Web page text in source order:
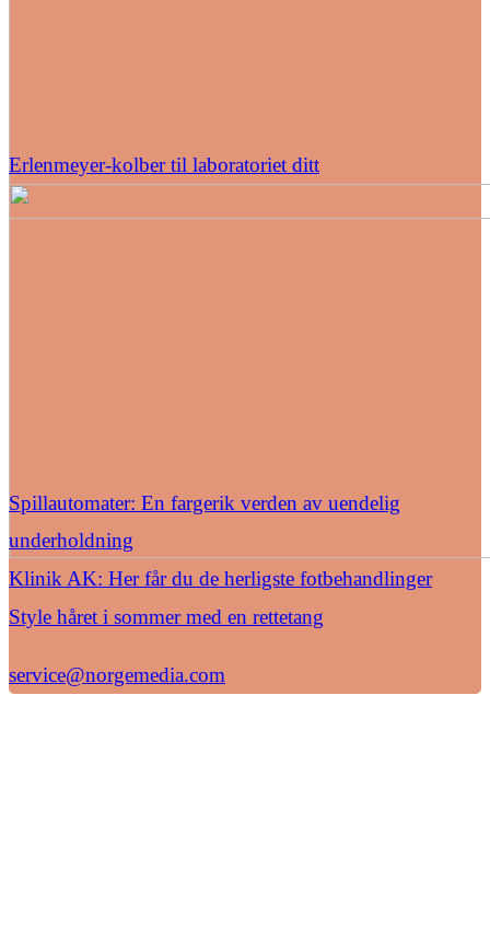
Erlenmeyer-kolber til laboratoriet ditt
Spillautomater: En fargerik verden av uendelig
underholdning
Klinik AK: Her får du de herligste fotbehandlinger
Style håret i sommer med en rettetang
service@norgemedia.com